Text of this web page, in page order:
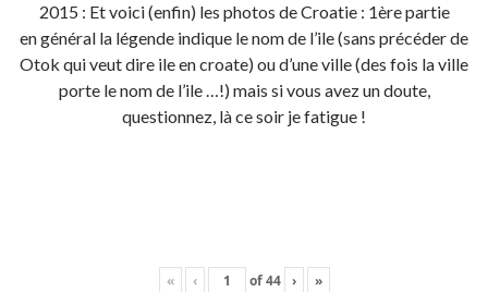
2015 : Et voici (enfin) les photos de Croatie : 1ère partie
en général la légende indique le nom de l’ile (sans précéder de
Otok qui veut dire ile en croate) ou d’une ville (des fois la ville
porte le nom de l’ile …!) mais si vous avez un doute,
questionnez, là ce soir je fatigue !
« ‹ of44 › »